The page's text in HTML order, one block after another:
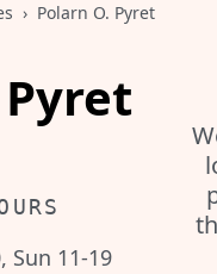
Polarn O. Pyret
Sun 11-19